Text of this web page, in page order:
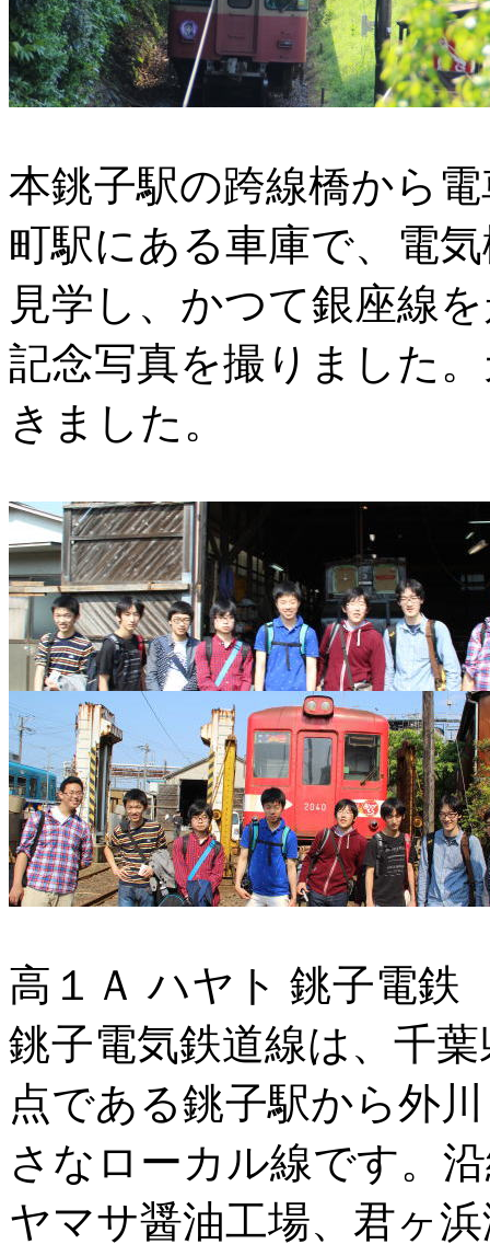
本銚子駅の跨線橋から
町駅にある車庫で、電
見学し、かつて銀座線
記念写真を撮りました
きました。
高１Ａ ハヤト 銚子電鉄
銚子電気鉄道線は、千
点である銚子駅から外
さなローカル線です。
ヤマサ醤油工場、君ヶ